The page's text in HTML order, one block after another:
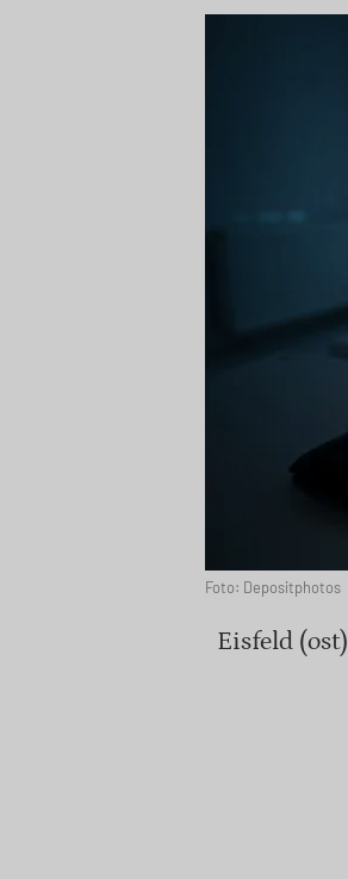
Foto: Depositphotos
Eisfeld (ost)